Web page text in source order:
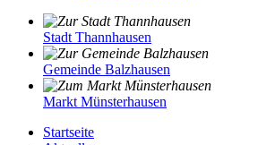
Stadt Thannhausen
Gemeinde Balzhausen
Markt Münsterhausen
Startseite